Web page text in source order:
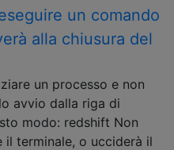
un comando
alla chiusura del
un processo e non
avvio dalla riga di
modo: redshift Non
il terminale, o ucciderà il